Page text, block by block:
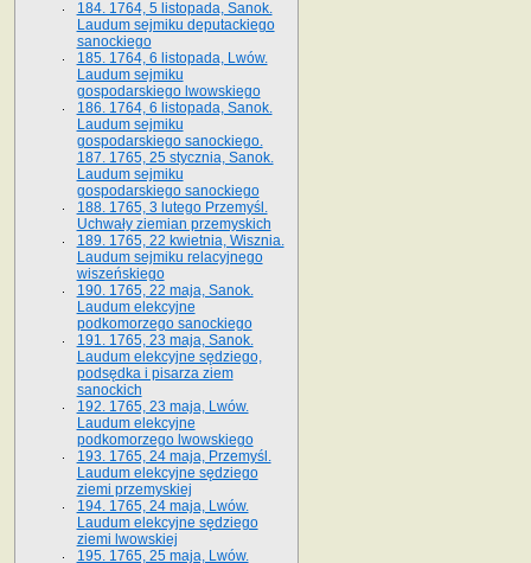
184. 1764, 5 listopada, Sanok.
Laudum sejmiku deputackiego
sanockiego
185. 1764, 6 listopada, Lwów.
Laudum sejmiku
gospodarskiego lwowskiego
186. 1764, 6 listopada, Sanok.
Laudum sejmiku
gospodarskiego sanockiego.
187. 1765, 25 stycznia, Sanok.
Laudum sejmiku
gospodarskiego sanockiego
188. 1765, 3 lutego Przemyśl.
Uchwały ziemian przemyskich
189. 1765, 22 kwietnia, Wisznia.
Laudum sejmiku relacyjnego
wiszeńskiego
190. 1765, 22 maja, Sanok.
Laudum elekcyjne
podkomorzego sanockiego
191. 1765, 23 maja, Sanok.
Laudum elekcyjne sędziego,
podsędka i pisarza ziem
sanockich
192. 1765, 23 maja, Lwów.
Laudum elekcyjne
podkomorzego lwowskiego
193. 1765, 24 maja, Przemyśl.
Laudum elekcyjne sędziego
ziemi przemyskiej
194. 1765, 24 maja, Lwów.
Laudum elekcyjne sędziego
ziemi lwowskiej
195. 1765, 25 maja, Lwów.